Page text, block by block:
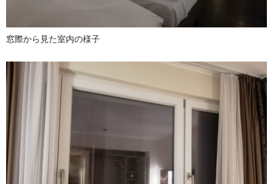
窓際から見た室内の様子